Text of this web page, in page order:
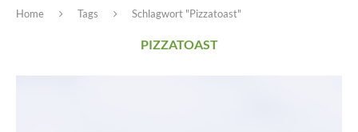
Home Tags Schlagwort "Pizzatoast"
PIZZATOAST